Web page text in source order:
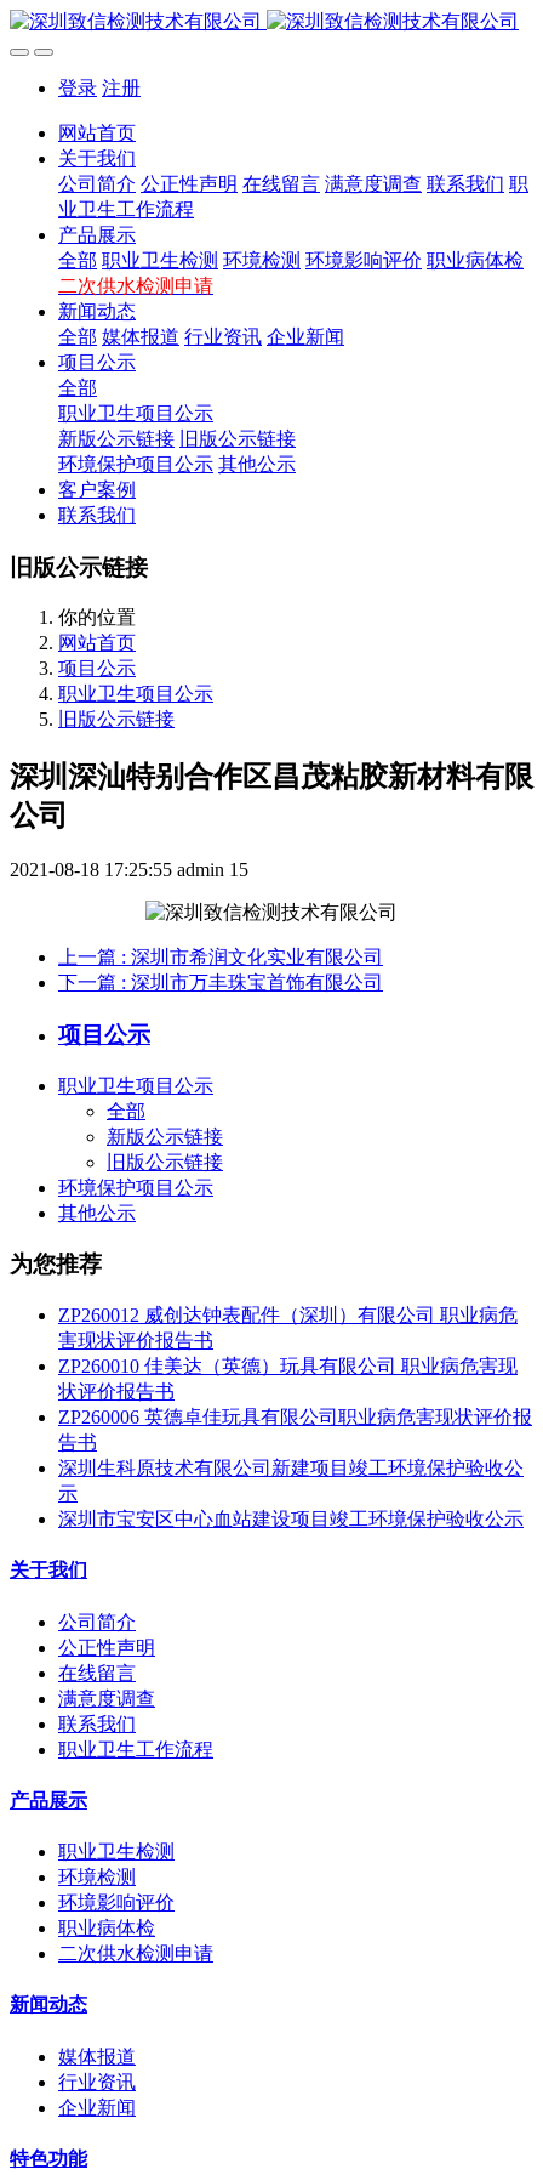
登录 注册
网站首页
关于我们
公司简介 公正性声明 在线留言 满意度调查 联系我们 职
业卫生工作流程
产品展示
全部 职业卫生检测 环境检测 环境影响评价 职业病体检
二次供水检测申请
新闻动态
全部 媒体报道 行业资讯 企业新闻
项目公示
全部
职业卫生项目公示
新版公示链接
旧版公示链接
环境保护项目公示 其他公示
客户案例
联系我们
旧版公示链接
你的位置
网站首页
项目公示
职业卫生项目公示
旧版公示链接
深圳深汕特别合作区昌茂粘胶新材料有限
公司
2021-08-18 17:25:55 admin 15
上一篇 : 深圳市希润文化实业有限公司
下一篇 : 深圳市万丰珠宝首饰有限公司
项目公示
职业卫生项目公示
全部
新版公示链接
旧版公示链接
环境保护项目公示
其他公示
为您推荐
ZP260012 威创达钟表配件（深圳）有限公司 职业病危
害现状评价报告书
ZP260010 佳美达（英德）玩具有限公司 职业病危害现
状评价报告书
ZP260006 英德卓佳玩具有限公司职业病危害现状评价报
告书
深圳生科原技术有限公司新建项目竣工环境保护验收公
示
深圳市宝安区中心血站建设项目竣工环境保护验收公示
关于我们
公司简介
公正性声明
在线留言
满意度调查
联系我们
职业卫生工作流程
产品展示
职业卫生检测
环境检测
环境影响评价
职业病体检
二次供水检测申请
新闻动态
媒体报道
行业资讯
企业新闻
特色功能